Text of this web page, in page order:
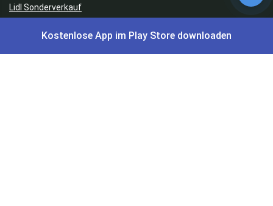
Lidl Sonderverkauf
Amazon Spar-Abo
Kostenlose App im Play Store downloaden